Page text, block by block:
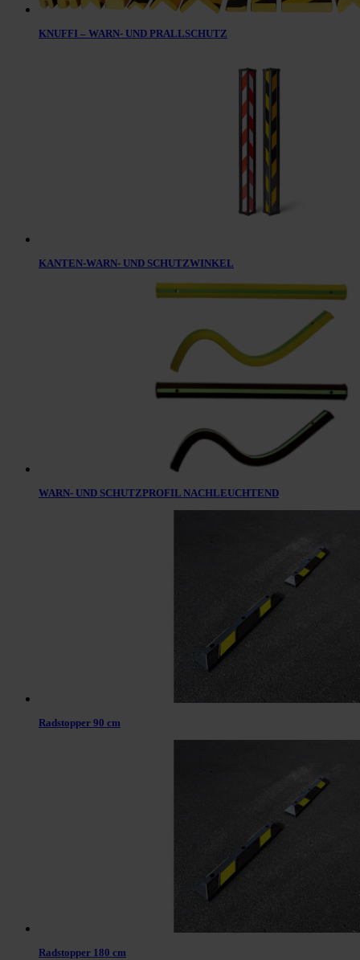
KNUFFI – WARN- UND PRALLSCHUTZ
KANTEN-WARN- UND SCHUTZWINKEL
WARN- UND SCHUTZPROFIL NACHLEUCHTEND
Radstopper 90 cm
Radstopper 180 cm